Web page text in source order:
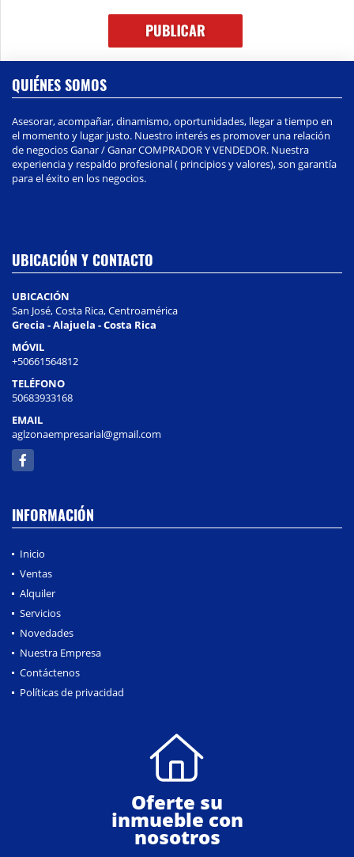
QUIÉNES SOMOS
Asesorar, acompañar, dinamismo, oportunidades, llegar a tiempo en
el momento y lugar justo. Nuestro interés es promover una relación
de negocios Ganar / Ganar COMPRADOR Y VENDEDOR. Nuestra
experiencia y respaldo profesional ( principios y valores), son garantía
para el éxito en los negocios.
UBICACIÓN Y CONTACTO
UBICACIÓN
San José, Costa Rica, Centroamérica
Grecia - Alajuela - Costa Rica
MÓVIL
+50661564812
TELÉFONO
50683933168
EMAIL
aglzonaempresarial@gmail.com
Facebook
INFORMACIÓN
Inicio
Ventas
Alquiler
Servicios
Novedades
Nuestra Empresa
Contáctenos
Políticas de privacidad
Oferte su
inmueble con
nosotros